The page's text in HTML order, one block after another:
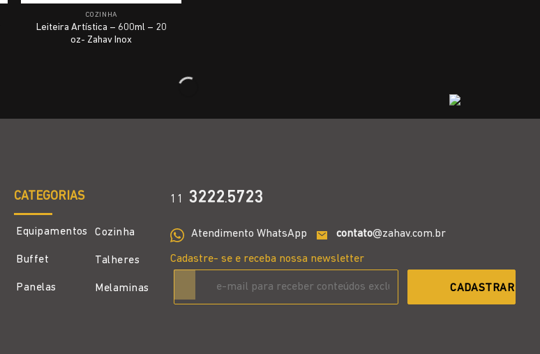
COZINHA
Leiteira Artística – 600ml – 20
oz- Zahav Inox
CATEGORIAS
Equipamentos
Buffet
Panelas
Cozinha
Talheres
Melaminas
11 3222.5723
Atendimento WhatsApp contato@zahav.com.br
Cadastre- se e receba nossa newsletter